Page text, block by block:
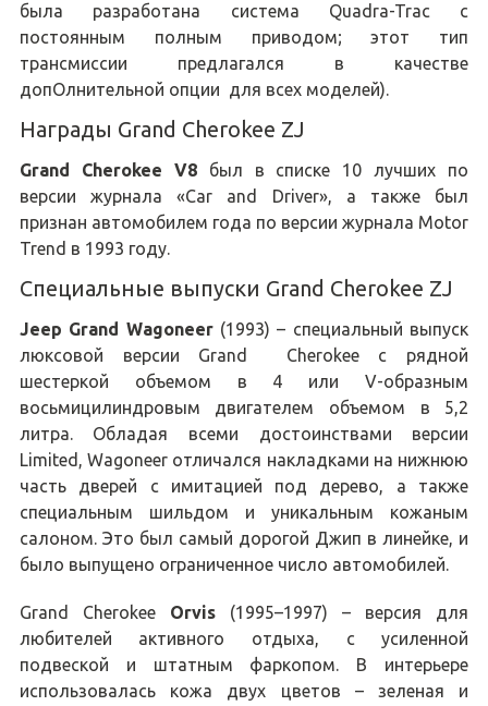
была разработана система Quadra-Trac с
постоянным полным приводом; этот тип
трансмиссии предлагался в качестве
допОлнительной опции для всех моделей).
Награды Grand Cherokee ZJ
Grand Cherokee V8был в списке 10 лучших по
версии журнала «Car and Driver», а также был
признан автомобилем года по версии журнала Motor
Trend в 1993 году.
Специальные выпуски Grand Cherokee ZJ
Jeep Grand Wagoneer(1993) – специальный выпуск
люксовой версии Grand Cherokee с рядной
шестеркой объемом в 4 или V-образным
восьмицилиндровым двигателем объемом в 5,2
литра. Обладая всеми достоинствами версии
Limited, Wagoneer отличался накладками на нижнюю
часть дверей с имитацией под дерево, а также
специальным шильдом и уникальным кожаным
салоном. Это был самый дорогой Джип в линейке, и
было выпущено ограниченное число автомобилей.
Grand Cherokee Orvis(1995–1997) – версия для
любителей активного отдыха, с усиленной
подвеской и штатным фаркопом. В интерьере
использовалась кожа двух цветов – зеленая и